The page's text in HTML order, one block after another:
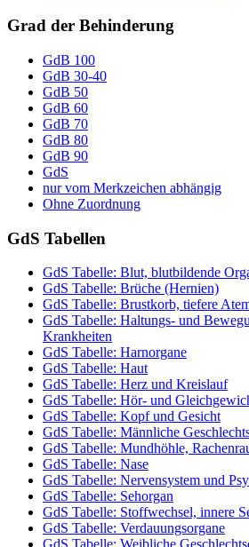
Grad der Behinderung
GdB 100
GdB 30-40
GdB 50
GdB 60
GdB 70
GdB 80
GdB 90
GdS
nur vom Merkzeichen abhängig
Ohne Zuordnung
GdS Tabellen
GdS Tabelle: Blut, blutbildende
GdS Tabelle: Brüche (Hernien)
GdS Tabelle: Brustkorb, tiefere
GdS Tabelle: Haltungs- und
Krankheiten
GdS Tabelle: Harnorgane
GdS Tabelle: Haut
GdS Tabelle: Herz und Kreislauf
GdS Tabelle: Hör- und
GdS Tabelle: Kopf und Gesicht
GdS Tabelle: Männliche
GdS Tabelle: Mundhöhle,
GdS Tabelle: Nase
GdS Tabelle: Nervensystem und
GdS Tabelle: Sehorgan
GdS Tabelle: Stoffwechsel, innere
GdS Tabelle: Verdauungsorgane